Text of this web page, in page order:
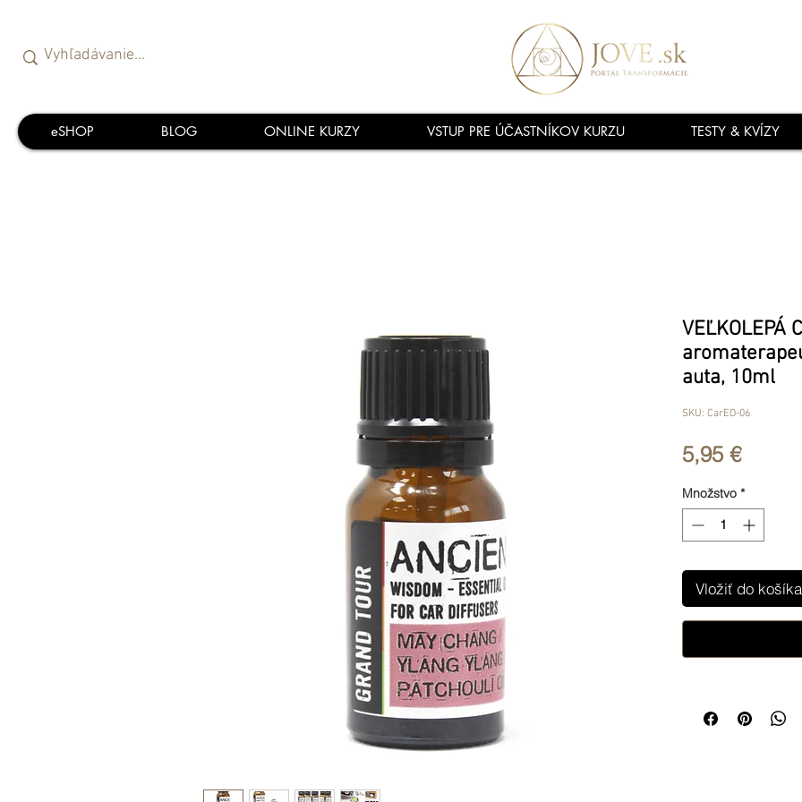
eSHOP BLOG ONLINE KURZY VSTUP PRE ÚČASTNÍKOV KURZU TESTY & KVÍZY
VEĽKOLEPÁ
auta, 10ml
SKU: CarEO-06
5,95 €Price
Množstvo *
Vložiť do košíka